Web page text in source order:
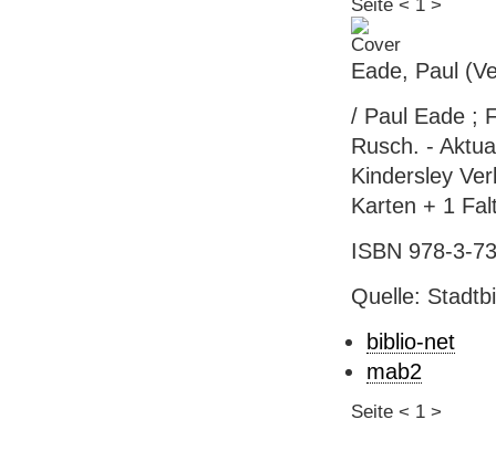
Seite < 1 >
Eade, Paul
/ Paul Eade ;
Rusch. -
Kindersley
Karten + 1
ISBN 978-3-
Quelle:
biblio-net
mab2
Seite < 1 >